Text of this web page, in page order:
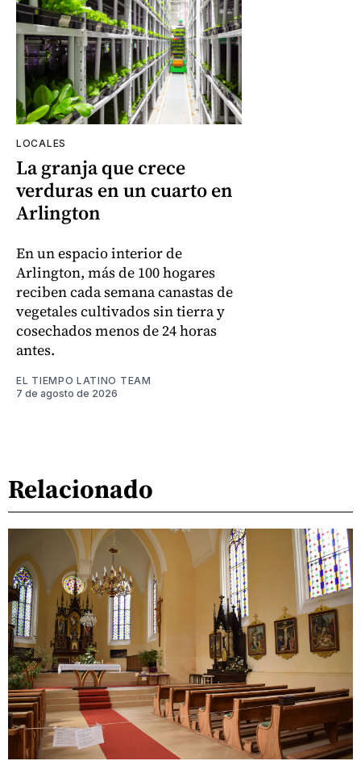
LOCALES
La granja que crece
verduras en un cuarto en
Arlington
En un espacio interior de
Arlington, más de 100 hogares
reciben cada semana canastas de
vegetales cultivados sin tierra y
cosechados menos de 24 horas
antes.
EL TIEMPO LATINO TEAM
7 de agosto de 2026
Relacionado